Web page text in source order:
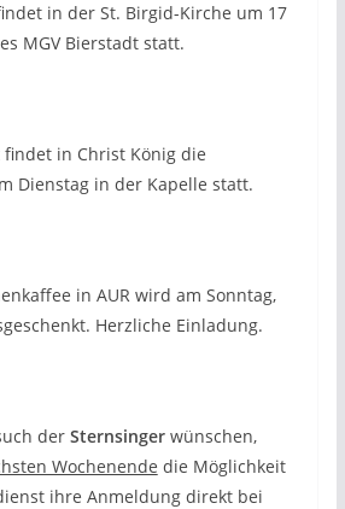
in der St. Birgid-Kirche um 17
MGV Bierstadt statt.
in Christ König die
Dienstag in der Kapelle statt.
in AUR wird am Sonntag,
Herzliche Einladung.
der Sternsingerwünschen,
Wochenende die Möglichkeit
ihre Anmeldung direkt bei